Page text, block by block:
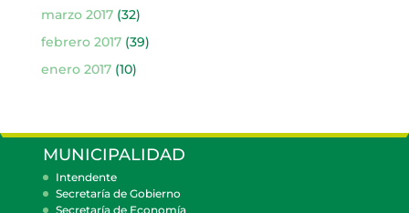
marzo 2017(32)
febrero 2017(39)
enero 2017(10)
MUNICIPALIDAD
Intendente
Secretaría de Gobierno
Secretaría de Economía